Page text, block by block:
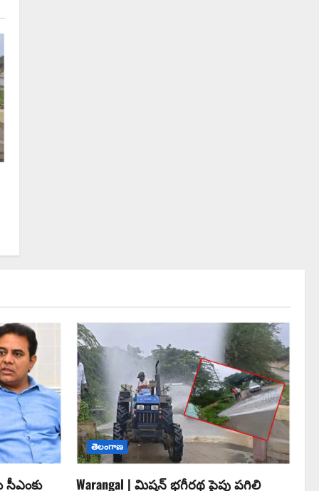
సీఎంకు
తెలంగాణ
Warangal | మిషన్ భగీరథ పైపు పగిలి